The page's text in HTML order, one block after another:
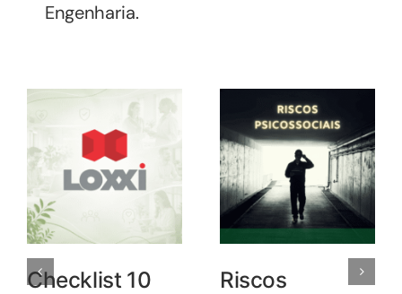
Engenharia.
Checklist 10
Riscos